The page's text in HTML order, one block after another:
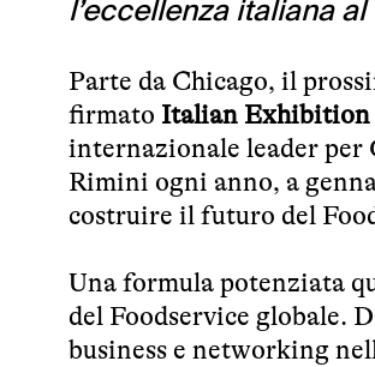
l’eccellenza italiana
Parte da Chicago, il
firmato Italian Exhibition
internazionale leader per
Rimini ogni anno, a
costruire il futuro del
Una formula potenziata
del Foodservice globale.
business e networking